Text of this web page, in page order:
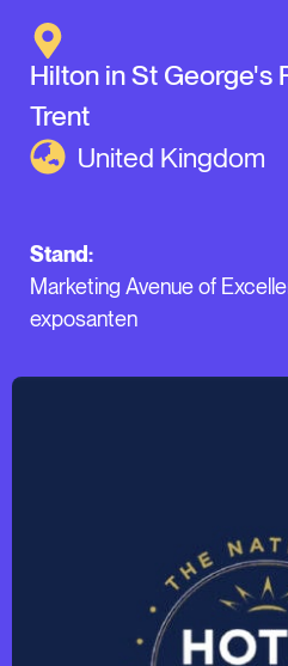
Hilton in St George's
Trent
United Kingdom
Stand:
Marketing Avenue of
exposanten